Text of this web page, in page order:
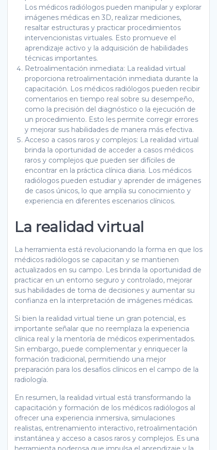
Los médicos radiólogos pueden manipular y explorar
imágenes médicas en 3D, realizar mediciones,
resaltar estructuras y practicar procedimientos
intervencionistas virtuales. Esto promueve el
aprendizaje activo y la adquisición de habilidades
técnicas importantes.
Retroalimentación inmediata: La realidad virtual
proporciona retroalimentación inmediata durante la
capacitación. Los médicos radiólogos pueden recibir
comentarios en tiempo real sobre su desempeño,
como la precisión del diagnóstico o la ejecución de
un procedimiento. Esto les permite corregir errores
y mejorar sus habilidades de manera más efectiva.
Acceso a casos raros y complejos: La realidad virtual
brinda la oportunidad de acceder a casos médicos
raros y complejos que pueden ser difíciles de
encontrar en la práctica clínica diaria. Los médicos
radiólogos pueden estudiar y aprender de imágenes
de casos únicos, lo que amplía su conocimiento y
experiencia en diferentes escenarios clínicos.
La realidad virtual
La herramienta está revolucionando la forma en que los
médicos radiólogos se capacitan y se mantienen
actualizados en su campo. Les brinda la oportunidad de
practicar en un entorno seguro y controlado, mejorar
sus habilidades de toma de decisiones y aumentar su
confianza en la interpretación de imágenes médicas.
Si bien la realidad virtual tiene un gran potencial, es
importante señalar que no reemplaza la experiencia
clínica real y la mentoría de médicos experimentados.
Sin embargo, puede complementar y enriquecer la
formación tradicional, permitiendo una mejor
preparación para los desafíos clínicos en el campo de la
radiología.
En resumen, la realidad virtual está transformando la
capacitación y formación de los médicos radiólogos al
ofrecer una experiencia inmersiva, simulaciones
realistas, entrenamiento interactivo, retroalimentación
instantánea y acceso a casos raros y complejos. Es una